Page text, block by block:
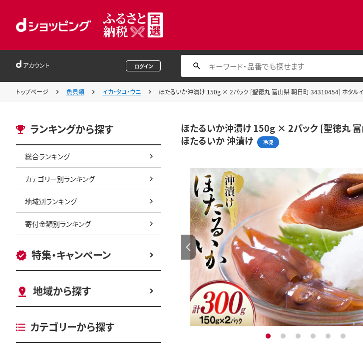
アカウント ログイン
トップページ 魚貝類 イカ・タコ・ウニ ほたるいか沖漬け 150g × 2パック [聖徳丸 富山県 朝日町 34310454] ホタル
ランキングから探す
総合ランキング
カテゴリー別ランキング
地域別ランキング
寄付金額別ランキング
特集・キャンペーン
地域から探す
カテゴリーから探す
ほたるいか沖漬け 150g × 2パック [聖徳丸
ほたるいか 沖漬け
冷凍
1 2 3 4 5 6